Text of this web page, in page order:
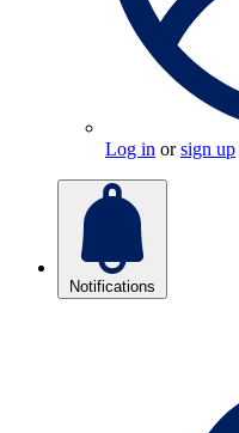
Log in orsign up
Notifications